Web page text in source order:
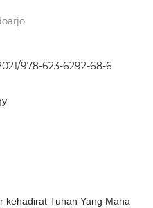
978-623-6292-68-6
kehadirat Tuhan Yang Maha